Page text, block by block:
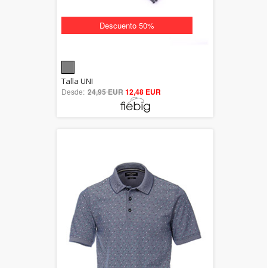
Descuento 50%
out of 5
Talla UNI
Desde: 24,95 EUR12,48 EUR